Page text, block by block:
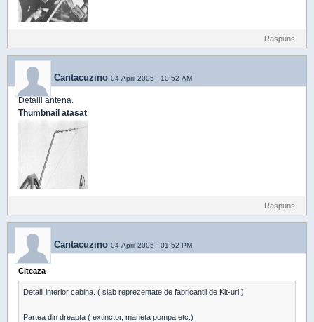
Raspuns
Cantacuzino 04 April 2005 - 10:52 AM
Detalii antena.
Thumbnail atasat
Raspuns
Cantacuzino 04 April 2005 - 01:52 PM
Citeaza
Detalii interior cabina. ( slab reprezentate de fabricantii de Kit-uri )
Partea din dreapta ( extinctor, maneta pompa etc.)